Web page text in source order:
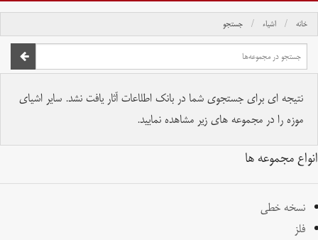
خانه اشیاء جستجو
نتیجه ای برای جستجوی شما در بانک اطلاعات آثار یافت نشد. سایر اشیای
موزه را در مجموعه های زیر مشاهده نمایید.
انواع مجموعه ها
نسخه خطی
فلز
تمام حقوق برای موسسه کتابخانه و موزه ملی ملک محفوظ است.